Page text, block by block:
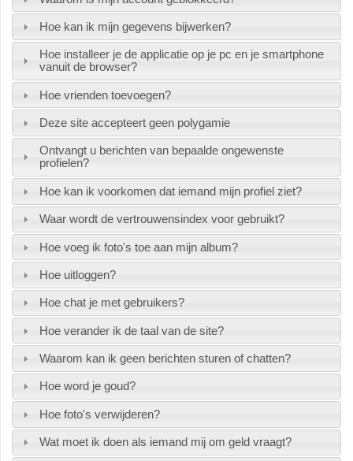
Hoe kan ik mijn gegevens bijwerken?
Hoe installeer je de applicatie op je pc en je smartphone
vanuit de browser?
Hoe vrienden toevoegen?
Deze site accepteert geen polygamie
Ontvangt u berichten van bepaalde ongewenste
profielen?
Hoe kan ik voorkomen dat iemand mijn profiel ziet?
Waar wordt de vertrouwensindex voor gebruikt?
Hoe voeg ik foto's toe aan mijn album?
Hoe uitloggen?
Hoe chat je met gebruikers?
Hoe verander ik de taal van de site?
Waarom kan ik geen berichten sturen of chatten?
Hoe word je goud?
Hoe foto's verwijderen?
Wat moet ik doen als iemand mij om geld vraagt?